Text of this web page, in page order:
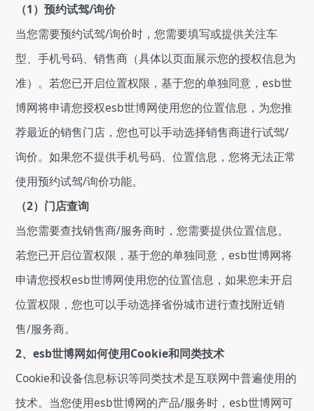
（1）预约试驾/询价
当您需要预约试驾/询价时，您需要填写或提供关注车
型、手机号码、销售商（具体以页面展示您的授权信息为
准）。若您已开启位置权限，基于您的单独同意，esb世
博网将申请您授权esb世博网使用您的位置信息，为您推
荐最近的销售门店，您也可以手动选择销售商进行试驾/
询价。如果您不提供手机号码、位置信息，您将无法正常
使用预约试驾/询价功能。
（2）门店查询
当您需要查找销售商/服务商时，您需要提供位置信息。
若您已开启位置权限，基于您的单独同意，esb世博网将
申请您授权esb世博网使用您的位置信息，如果您未开启
位置权限，您也可以手动选择省份城市进行查找附近销
售/服务商。
2、esb世博网如何使用Cookie和同类技术
Cookie和设备信息标识等同类技术是互联网中普遍使用的
技术。当您使用esb世博网的产品/服务时，esb世博网可